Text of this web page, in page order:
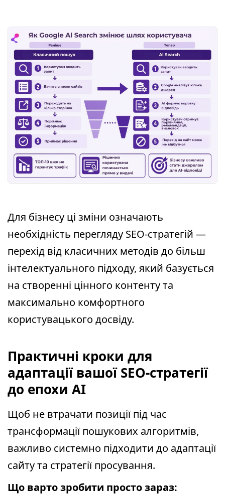
Для бізнесу ці зміни означають
необхідність перегляду SEO-стратегій —
перехід від класичних методів до більш
інтелектуального підходу, який базується
на створенні цінного контенту та
максимально комфортного
користувацького досвіду.
Практичні кроки для
адаптації вашої SEO-стратегії
до епохи AI
Щоб не втрачати позиції під час
трансформації пошукових алгоритмів,
важливо системно підходити до адаптації
сайту та стратегії просування.
Що варто зробити просто зараз: